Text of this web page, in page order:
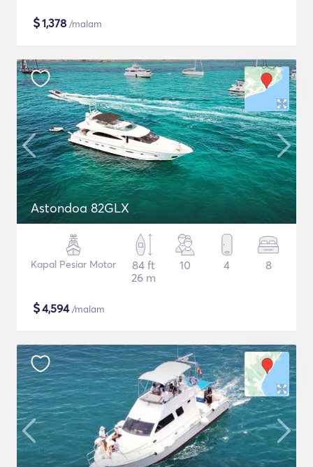
$1,378 /malam
Astondoa 82GLX
Kapal Pesiar Motor
84 ft
26 m
10 4 8
$4,594/malam